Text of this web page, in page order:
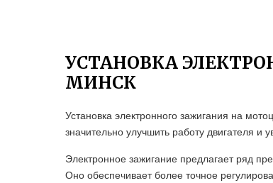
УСТАНОВКА
МИНСК
Установка электронного зажигания на
значительно улучшить работу двигателя и
Электронное зажигание предлагает ряд
Оно обеспечивает более точное